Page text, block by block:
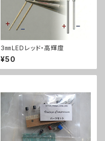
3㎜LEDレッド・高輝度
¥50